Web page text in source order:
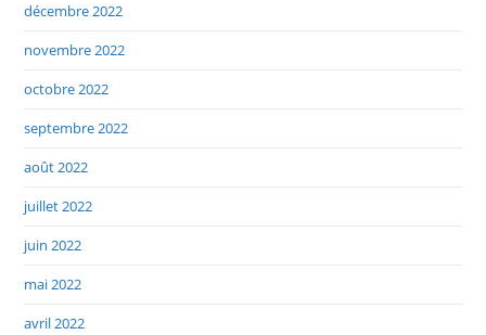
décembre 2022
novembre 2022
octobre 2022
septembre 2022
août 2022
juillet 2022
juin 2022
mai 2022
avril 2022